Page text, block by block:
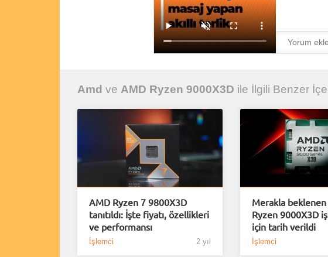
Amd ve AMD Ryzen 9000X3D ile İlgili Benzer
AMD Ryzen 7 9800X3D
tanıtıldı: İşte fiyatı, özellikleri
ve performansı
İşlemci 2 yıl
Merakla
Ryzen 9000X3D
için tarih verildi
İşlemci